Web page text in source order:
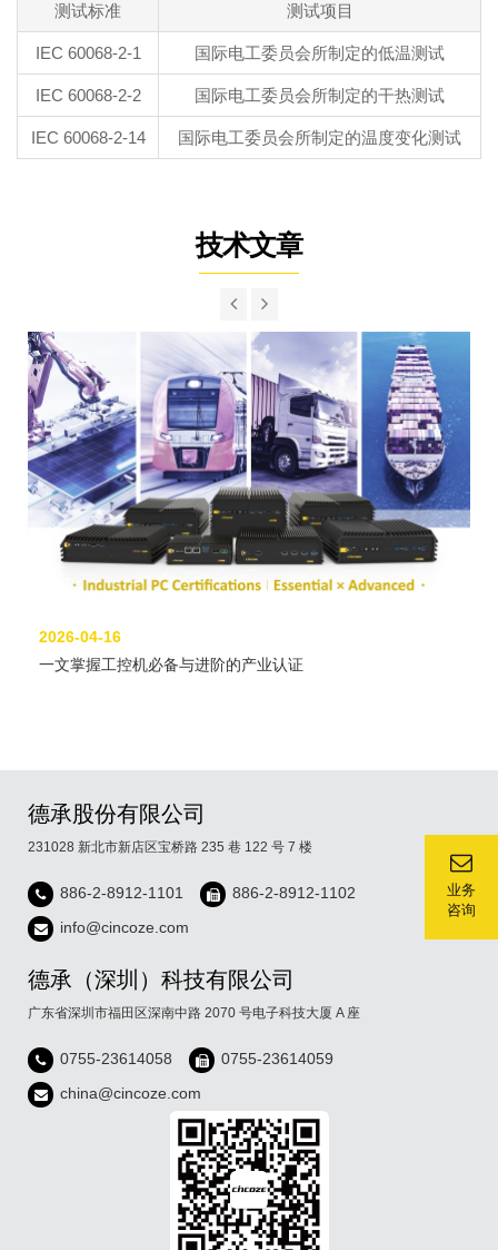
业务
咨询
测试标准 测试项目
IEC 60068-2-1 国际电工委员会所制定的低温测试
IEC 60068-2-2 国际电工委员会所制定的干热测试
IEC 60068-2-14 国际电工委员会所制定的温度变化测试
技术文章
2026-04-16
一文掌握工控机必备与进阶的产业认证
德承股份有限公司
231028 新北市新店区宝桥路 235 巷 122 号 7 楼
886-2-8912-1101
886-2-8912-1102
info@cincoze.com
德承（深圳）科技有限公司
广东省深圳市福田区深南中路 2070 号电子科技大厦 A 座
0755-23614058
0755-23614059
china@cincoze.com